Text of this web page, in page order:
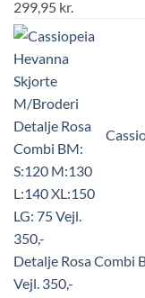
299,95 kr.
Detalje Rosa Combi
Vejl. 350,-